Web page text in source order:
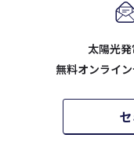
太陽光
無料オンライ